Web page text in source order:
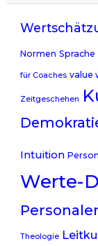
Normen Sprache
für Coaches value
Zeitgeschehen
Intuition
Werte-
Theologie